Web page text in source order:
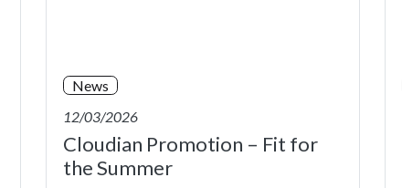
News
12/03/2026
Cloudian Promotion – Fit for
the Summer